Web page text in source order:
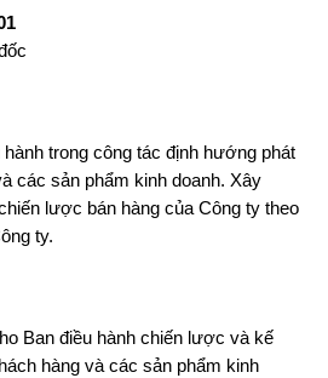
trong công tác định hướng phát
các sản phẩm kinh doanh. Xây
lược bán hàng của Công ty theo
ty.
Ban điều hành chiến lược và kế
hàng và các sản phẩm kinh